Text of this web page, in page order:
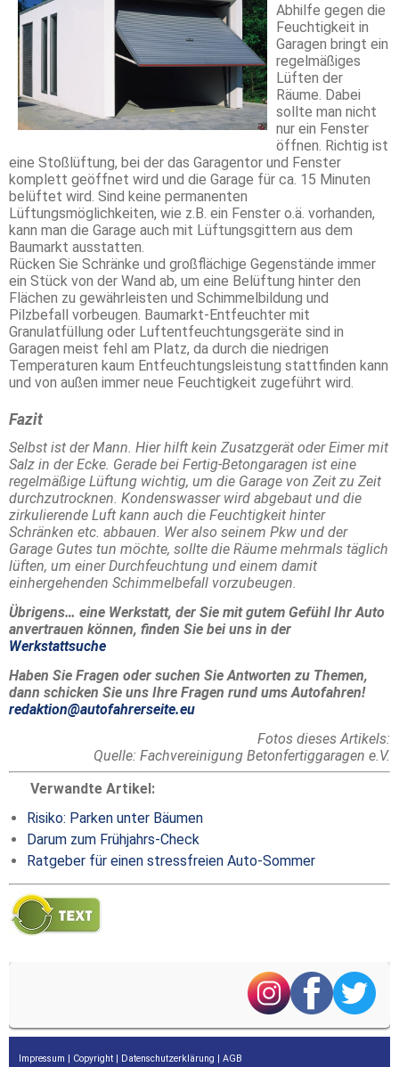
Abhilfe gegen die
Feuchtigkeit in
Garagen bringt ein
regelmäßiges
Lüften der
Räume. Dabei
sollte man nicht
nur ein Fenster
öffnen. Richtig ist
eine Stoßlüftung, bei der das Garagentor und Fenster
komplett geöffnet wird und die Garage für ca. 15 Minuten
belüftet wird. Sind keine permanenten
Lüftungsmöglichkeiten, wie z.B. ein Fenster o.ä. vorhanden,
kann man die Garage auch mit Lüftungsgittern aus dem
Baumarkt ausstatten.
Rücken Sie Schränke und großflächige Gegenstände immer
ein Stück von der Wand ab, um eine Belüftung hinter den
Flächen zu gewährleisten und Schimmelbildung und
Pilzbefall vorbeugen. Baumarkt-Entfeuchter mit
Granulatfüllung oder Luftentfeuchtungsgeräte sind in
Garagen meist fehl am Platz, da durch die niedrigen
Temperaturen kaum Entfeuchtungsleistung stattfinden kann
und von außen immer neue Feuchtigkeit zugeführt wird.
Fazit
Selbst ist der Mann. Hier hilft kein Zusatzgerät oder Eimer mit
Salz in der Ecke. Gerade bei Fertig-Betongaragen ist eine
regelmäßige Lüftung wichtig, um die Garage von Zeit zu Zeit
durchzutrocknen. Kondenswasser wird abgebaut und die
zirkulierende Luft kann auch die Feuchtigkeit hinter
Schränken etc. abbauen. Wer also seinem Pkw und der
Garage Gutes tun möchte, sollte die Räume mehrmals täglich
lüften, um einer Durchfeuchtung und einem damit
einhergehenden Schimmelbefall vorzubeugen.
Übrigens… eine Werkstatt, der Sie mit gutem Gefühl Ihr Auto
anvertrauen können, finden Sie bei uns in der
Werkstattsuche
Haben Sie Fragen oder suchen Sie Antworten zu Themen,
dann schicken Sie uns Ihre Fragen rund ums Autofahren!
redaktion@autofahrerseite.eu
Fotos dieses Artikels:
Quelle: Fachvereinigung Betonfertiggaragen e.V.
Verwandte Artikel:
Risiko: Parken unter Bäumen
Darum zum Frühjahrs-Check
Ratgeber für einen stressfreien Auto-Sommer
Impressum | Copyright | Datenschutzerklärung | AGB